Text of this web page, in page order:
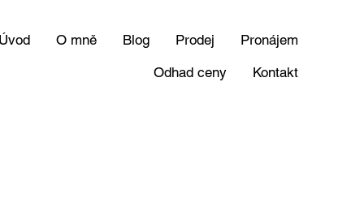
O mně Blog Prodej
Pronájem
Odhad ceny
Kontakt